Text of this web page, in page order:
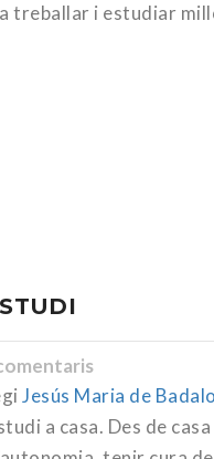
treballar i estudiar
Jesús Maria de
a casa. Des de